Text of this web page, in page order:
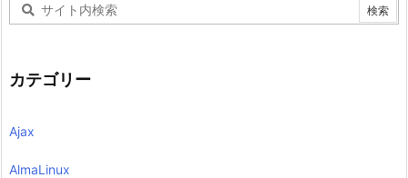
カテゴリー
Ajax
AlmaLinux